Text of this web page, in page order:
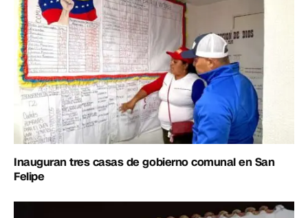
Inauguran tres casas de gobierno comunal en San
Felipe